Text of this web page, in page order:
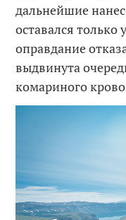
дальнейшие
оставался
оправдание
выдвинута
комариного